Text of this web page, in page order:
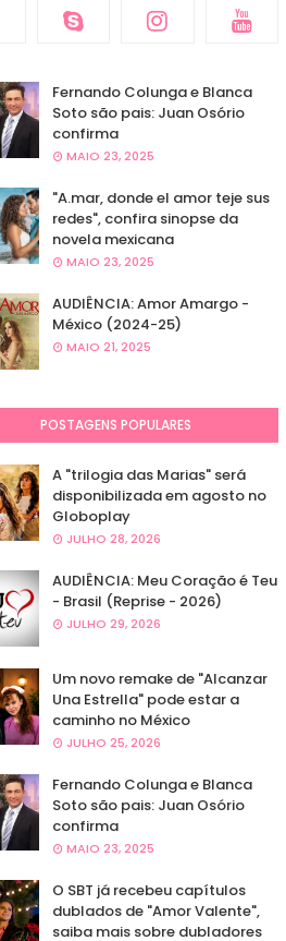
Fernando Colunga e Blanca
Soto são pais: Juan Osório
confirma
MAIO 23, 2025
"A.mar, donde el amor teje sus
redes", confira sinopse da
novela mexicana
MAIO 23, 2025
AUDIÊNCIA: Amor Amargo -
México (2024-25)
MAIO 21, 2025
POSTAGENS POPULARES
A "trilogia das Marias" será
disponibilizada em agosto no
Globoplay
JULHO 28, 2026
AUDIÊNCIA: Meu Coração é Teu
- Brasil (Reprise - 2026)
JULHO 29, 2026
Um novo remake de "Alcanzar
Una Estrella" pode estar a
caminho no México
JULHO 25, 2026
Fernando Colunga e Blanca
Soto são pais: Juan Osório
confirma
MAIO 23, 2025
O SBT já recebeu capítulos
dublados de "Amor Valente",
saiba mais sobre dubladores